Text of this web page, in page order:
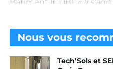
Bâtiment (CDB). « Il
un ancien architecte.
château pour y faire sept
avons aussi préparé les
Nous vous
Tech’Sols et